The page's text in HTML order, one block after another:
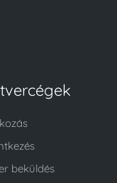
beküldés